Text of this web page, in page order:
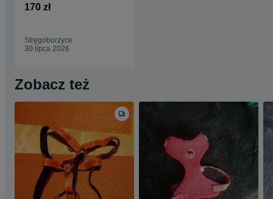
170 zł
Stręgoborzyce
30 lipca 2026
Zobacz też